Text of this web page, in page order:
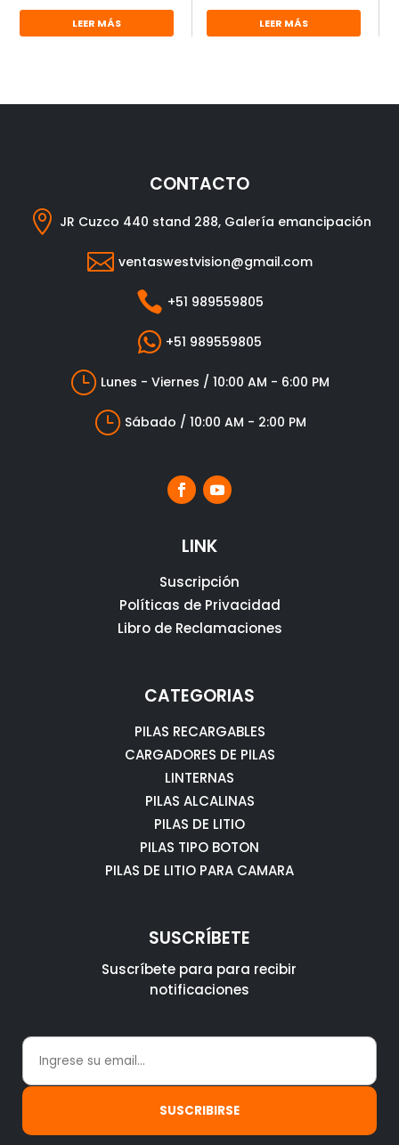
LEER MÁS LEER MÁS
CONTACTO
 JR Cuzco 440 stand 288, Galería emancipación
 ventaswestvision@gmail.com
 +51 989559805
 +51 989559805
} Lunes - Viernes / 10:00 AM - 6:00 PM
} Sábado / 10:00 AM - 2:00 PM
LINK
Suscripción
Políticas de Privacidad
Libro de Reclamaciones
CATEGORIAS
PILAS RECARGABLES
CARGADORES DE PILAS
LINTERNAS
PILAS ALCALINAS
PILAS DE LITIO
PILAS TIPO BOTON
PILAS DE LITIO PARA CAMARA
SUSCRÍBETE
Suscríbete para para recibir
notificaciones